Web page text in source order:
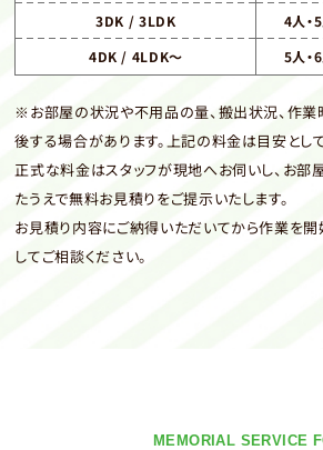
3DK / 3LDK
4人・
4DK / 4LDK〜
5人・
※お部屋の状況や不用品の量、搬出状況、作
後する場合があります。上記の料金は目安とし
正式な料金はスタッフが現地へお伺いし、お
たうえで無料お見積りをご提示いたします。
お見積り内容にご納得いただいてから作業を開
してご相談ください。
MEMORIAL SERVICE